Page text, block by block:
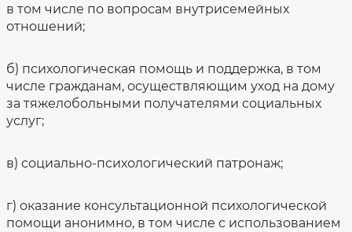
в том числе по вопросам внутрисемейных
отношений;
б) психологическая помощь и поддержка, в том
числе гражданам, осуществляющим уход на дому
за тяжелобольными получателями социальных
услуг;
в) социально-психологический патронаж;
г) оказание консультационной психологической
помощи анонимно, в том числе с использованием